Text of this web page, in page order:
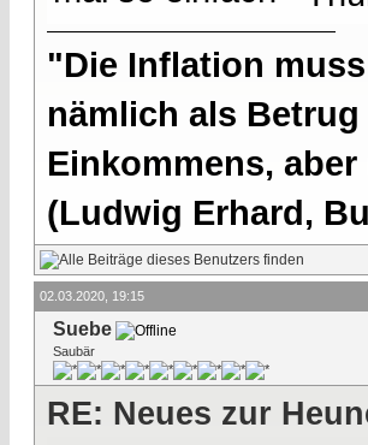
"Die Inflation
nämlich als
Einkommens,
(Ludwig Erhard,
02.03.2020, 19:15
Suebe
Saubär
RE: Neues zur